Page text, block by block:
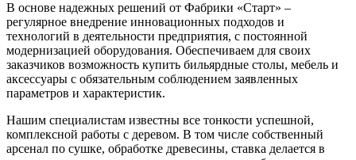
В основе надежных решений от Фабрики «Старт» –
регулярное внедрение инновационных подходов и
технологий в деятельности предприятия, с постоянной
модернизацией оборудования. Обеспечиваем для своих
заказчиков возможность купить бильярдные столы, мебель и
аксессуары с обязательным соблюдением заявленных
параметров и характеристик.
Нашим специалистам известны все тонкости успешной,
комплексной работы с деревом. В том числе собственный
арсенал по сушке, обработке древесины, ставка делается в